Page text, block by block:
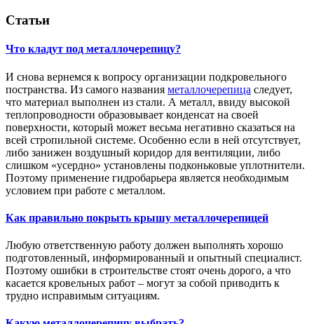
Статьи
Что кладут под металлочерепицу?
И снова вернемся к вопросу организации подкровельного
постранства. Из самого названия металлочерепица следует,
что материал выполнен из стали. А металл, ввиду высокой
теплопроводности образовывает конденсат на своей
поверхности, который может весьма негативно сказаться на
всей стропильной системе. Особенно если в ней отсутствует,
либо занижен воздушный коридор для вентиляции, либо
слишком «усердно» установлены подконьковые уплотнители.
Поэтому применение гидробарьера является необходимым
условием при работе с металлом.
Как правильно покрыть крышу металлочерепицей
Любую ответственную работу должен выполнять хорошо
подготовленный, информированный и опытный специалист.
Поэтому ошибки в строительстве стоят очень дорого, а что
касается кровельных работ – могут за собой приводить к
трудно исправимым ситуациям.